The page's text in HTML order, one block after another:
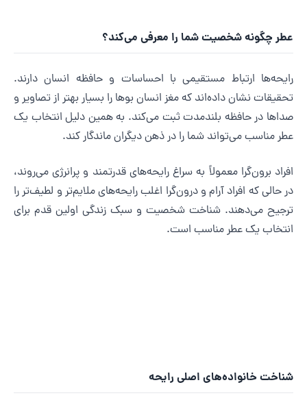
چگونه شخصیت شما را معرفی می‌کند؟
ارتباط مستقیمی با احساسات و حافظه انسان دارند.
نشان داده‌اند که مغز انسان بوها را بسیار بهتر از تصاویر و
در حافظه بلندمدت ثبت می‌کند. به همین دلیل انتخاب یک
مناسب می‌تواند شما را در ذهن دیگران ماندگار کند.
برون‌گرا معمولاً به سراغ رایحه‌های قدرتمند و پرانرژی می‌روند،
حالی که افراد آرام و درون‌گرا اغلب رایحه‌های ملایم‌تر و لطیف‌تر را
می‌دهند. شناخت شخصیت و سبک زندگی اولین قدم برای
یک عطر مناسب است.
خانواده‌های اصلی رایحه